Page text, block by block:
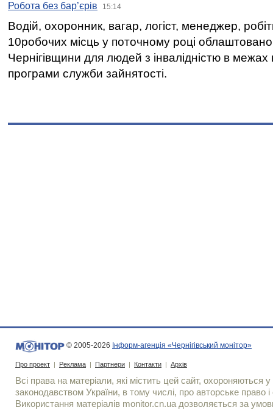
Робота без бар’єрів 15:14
Водій, охоронник, вагар, логіст, менеджер,
10робочих місць у поточному році
Чернігівщини для людей з інвалідністю в межах
програми служби зайнятості.
© 2005-2026 Інформ-агенція «Чернігівський монітор»
Про проект | Реклама | Партнери | Контакти | Архів
Всі права на матеріали, які містить цей сайт, охороняються у
законодавством України, в тому числі, про авторське право і
Використання матерiалiв monitor.cn.ua дозволяється за